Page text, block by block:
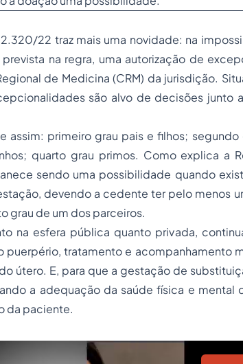
22 traz mais uma novidade: na
na regra, uma autorização de
de Medicina (CRM) da jurisdição.
são alvo de decisões junto
assim: primeiro grau pais e filhos; segundo
quarto grau primos. Como explica a
sendo uma possibilidade quando
devendo a cedente ter pelo menos
grau de um dos parceiros.
na esfera pública quanto privada,
puerpério, tratamento e acompanhamento
útero. E, para que a gestação de
a adequação da saúde física e mental
da paciente.